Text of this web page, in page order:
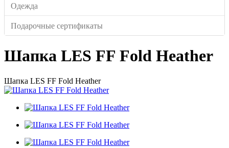
Одежда
Подарочные сертификаты
Шапка LES FF Fold Heather
Шапка LES FF Fold Heather